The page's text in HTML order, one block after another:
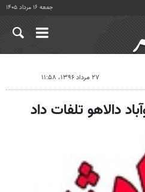
جمعه ۱۶ مرداد ۱۴۰۵
۲۷ مرداد ۱۳۹۶، ۱۱:۵۸
دالاهو تلفات داد